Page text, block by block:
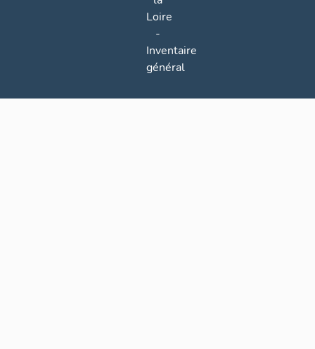
Loire
-
Inventaire
général